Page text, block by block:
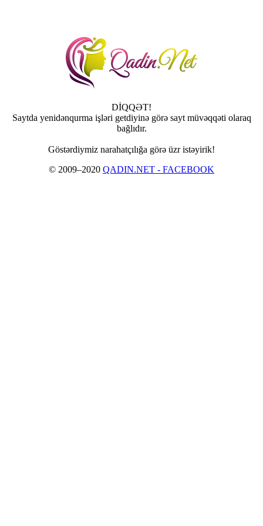
DİQQƏT!
Saytda yenidənqurma işləri getdiyinə görə sayt müvəqqəti olaraq
bağlıdır.
Göstərdiymiz narahatçılığa görə üzr istəyirik!
© 2009–2020 QADIN.NET - FACEBOOK